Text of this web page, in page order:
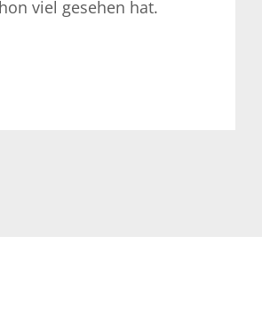
viel gesehen hat.